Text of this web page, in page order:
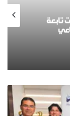
من 6 مصحات تابعة